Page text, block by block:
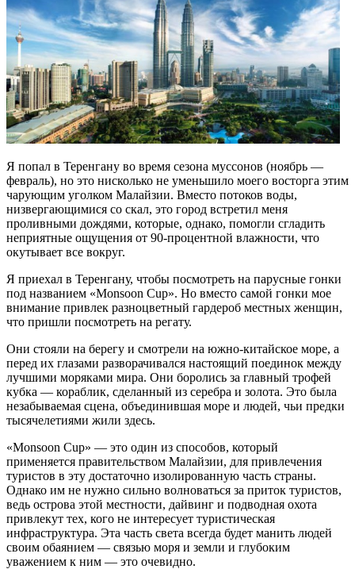
Я попал в Теренгану во время сезона муссонов (ноябрь —
февраль), но это нисколько не уменьшило моего восторга этим
чарующим уголком Малайзии. Вместо потоков воды,
низвергающимися со скал, это город встретил меня
проливными дождями, которые, однако, помогли сгладить
неприятные ощущения от 90-процентной влажности, что
окутывает все вокруг.
Я приехал в Теренгану, чтобы посмотреть на парусные гонки
под названием «Monsoon Cup». Но вместо самой гонки мое
внимание привлек разноцветный гардероб местных женщин,
что пришли посмотреть на регату.
Они стояли на берегу и смотрели на южно-китайское море, а
перед их глазами разворачивался настоящий поединок между
лучшими моряками мира. Они боролись за главный трофей
кубка — кораблик, сделанный из серебра и золота. Это была
незабываемая сцена, объединившая море и людей, чьи предки
тысячелетиями жили здесь.
«Monsoon Cup» — это один из способов, который
применяется правительством Малайзии, для привлечения
туристов в эту достаточно изолированную часть страны.
Однако им не нужно сильно волноваться за приток туристов,
ведь острова этой местности, дайвинг и подводная охота
привлекут тех, кого не интересует туристическая
инфраструктура. Эта часть света всегда будет манить людей
своим обаянием — связью моря и земли и глубоким
уважением к ним — это очевидно.